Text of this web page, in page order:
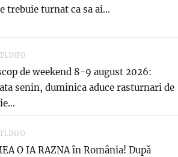
trebuie turnat ca sa ai...
de weekend 8-9 august 2026:
senin, duminica aduce rasturnari de
O IA RAZNA în România! După